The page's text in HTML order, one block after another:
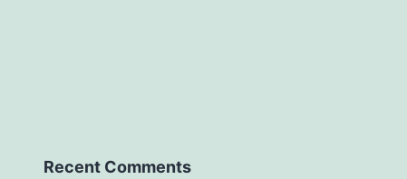
Recent Comments